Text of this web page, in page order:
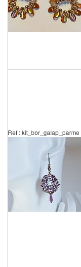
Ref : kit_bor_galap_parme